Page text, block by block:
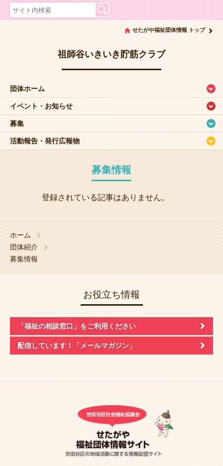
せたがや福祉団体情報 トップ
祖師谷いきいき貯筋クラブ
団体ホーム
イベント・お知らせ
募集
活動報告・発行広報物
募集情報
登録されている記事はありません。
ホーム
団体紹介
募集情報
お役立ち情報
「福祉の相談窓口」 をご利用ください
配信しています！ 「メールマガジン」